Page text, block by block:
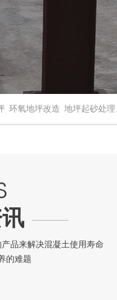
环氧地坪改造 地坪起砂处理